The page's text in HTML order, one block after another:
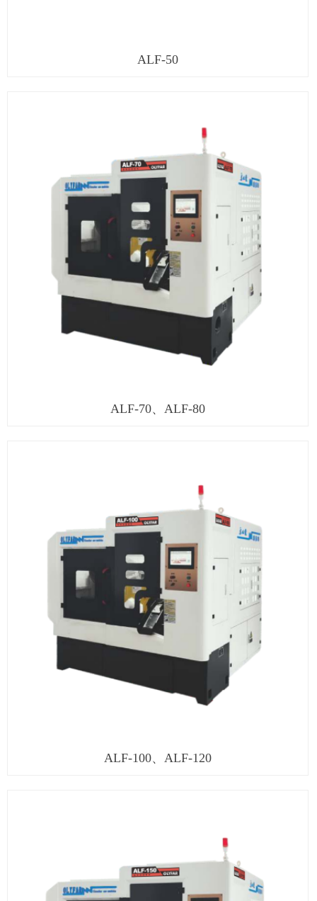
ALF-50
ALF-70、ALF-80
ALF-100、ALF-120